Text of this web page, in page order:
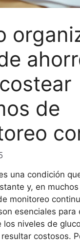
de
una condición
y, en
monitoreo
esenciales para
los niveles de
costosos.